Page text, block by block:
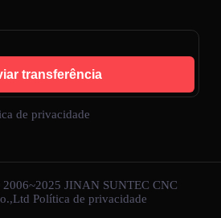
transferência
de privacidade
2006~2025 JINAN SUNTEC CNC
Política de privacidade